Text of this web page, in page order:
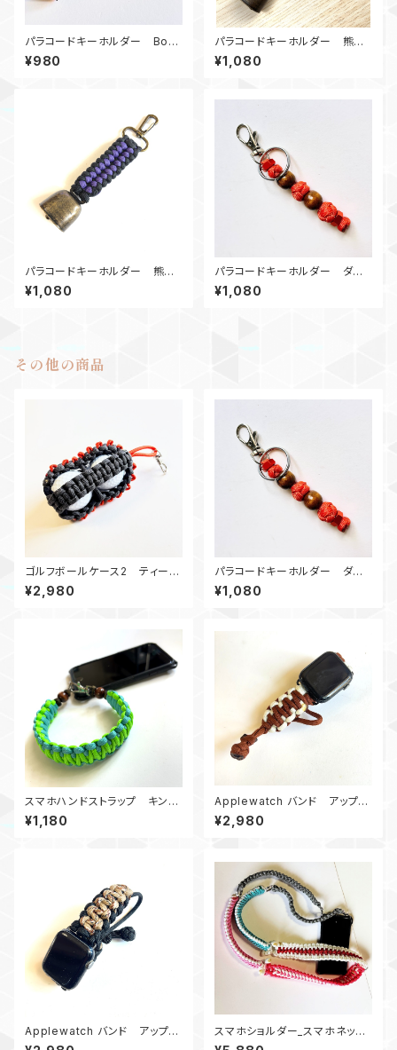
パラコードキーホルダー Box_
ウッドビーズ_M6_ 赤ネイビー
¥980
パラコードキーホルダー 熊鈴_
SC_オレンジカーキカモ180
¥1,080
パラコードキーホルダー 熊鈴_
SC_紫黒 カウベル キーリン
グ
¥1,080
パラコードキーホルダー ダイ
ヤモンド_ウッドビーズ2_Rナット
2_オレンジ
¥1,080
その他の商品
ゴルフボールケース2 ティーホ
ルダー Gオレンジ
¥2,980
パラコードキーホルダー ダイ
ヤモンド_ウッドビーズ2_Rナット
2_オレンジ
¥1,080
スマホハンドストラップ キング
コブラ パラコードSgTb
¥1,180
Applewatch バンド アップル
ウォッチ バンド44_KC_白茶
¥2,980
Applewatch バンド アップル
ウォッチ バンド44_AirflowCo
スマホショルダー_スマホネック
ストラップ_パラコードTrailblaz